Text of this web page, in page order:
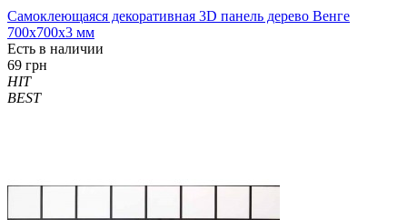
Самоклеющаяся декоративная 3D панель дерево Венге
700x700x3 мм
Есть в наличии
69 грн
HIT
BEST